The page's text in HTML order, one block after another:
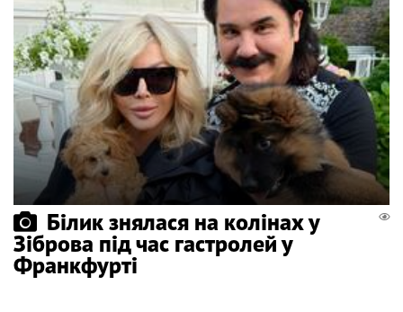
Білик знялася на колінах у
Зіброва під час гастролей у
Франкфурті